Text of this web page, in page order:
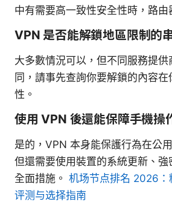
中有需要高一致性安全性時，路由
VPN 是否能解鎖地區限制的
大多數情況可以，但不同服務提供
同，請事先查詢你要解鎖的內容在
性。
使用 VPN 後還能保障手機操
是的，VPN 本身能保護行為在公
但還需要使用裝置的系統更新、
全面措施。 机场节点排名 2026：
评测与选择指南